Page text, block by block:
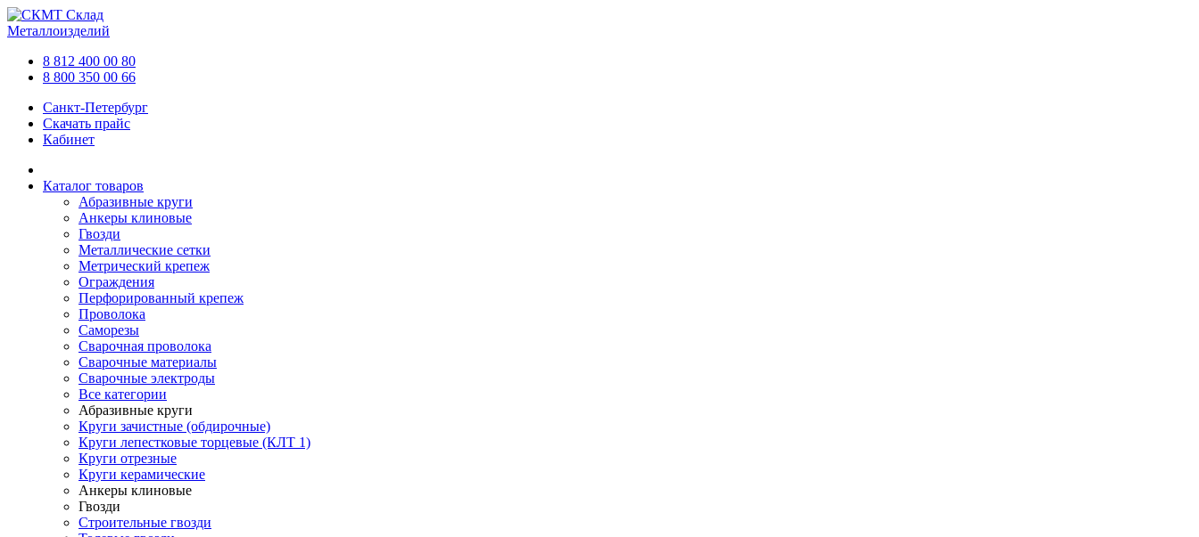
Склад
Металлоизделий
8 812 400 00 80
8 800 350 00 66
Санкт-Петербург
Скачать прайс
Кабинет
Каталог товаров
Абразивные круги
Анкеры клиновые
Гвозди
Металлические сетки
Метрический крепеж
Ограждения
Перфорированный крепеж
Проволока
Саморезы
Сварочная проволока
Сварочные материалы
Сварочные электроды
Все категории
Абразивные круги
Круги зачистные (обдирочные)
Круги лепестковые торцевые (КЛТ 1)
Круги отрезные
Круги керамические
Анкеры клиновые
Гвозди
Строительные гвозди